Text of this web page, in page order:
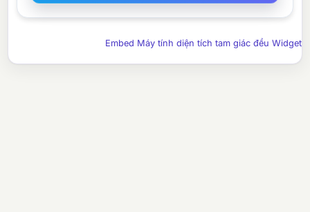
Embed Máy tính diện tích tam giác đều Widget